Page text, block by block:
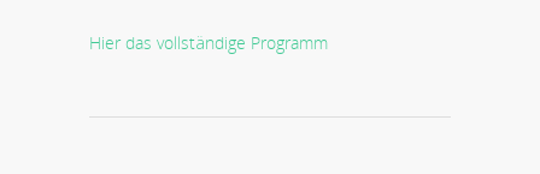
Hier das vollständige Programm